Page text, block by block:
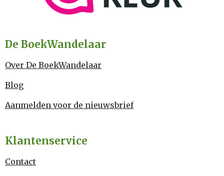
De BoekWandelaar
Over De BoekWandelaar
Blog
Aanmelden voor de nieuwsbrief
Klantenservice
Contact